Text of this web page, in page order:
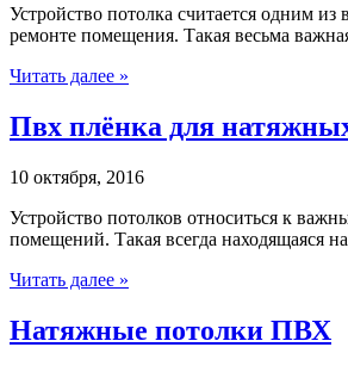
Устройство потолка считается одним из
ремонте помещения. Такая весьма
Читать далее »
Пвх плёнка для
10 октября, 2016
Устройство потолков относиться к
помещений. Такая всегда находящаяся
Читать далее »
Натяжные потолки ПВХ